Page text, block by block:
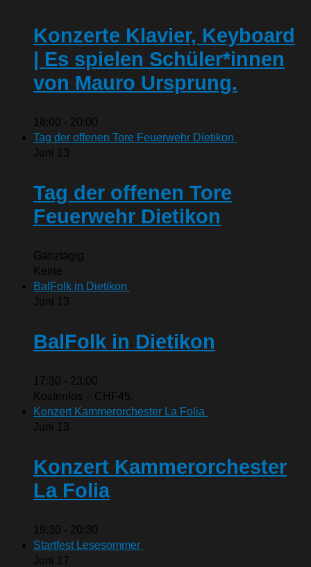
Konzerte Klavier, Keyboard
| Es spielen Schüler*innen
von Mauro Ursprung.
18:00 - 20:00
Tag der offenen Tore Feuerwehr Dietikon
Juni 13
Tag der offenen Tore
Feuerwehr Dietikon
Ganztägig
Keine
BalFolk in Dietikon
Juni 13
BalFolk in Dietikon
17:30 - 23:00
Kostenlos – CHF45.
Konzert Kammerorchester La Folia
Juni 13
Konzert Kammerorchester
La Folia
19:30 - 20:30
Startfest Lesesommer
Juni 17